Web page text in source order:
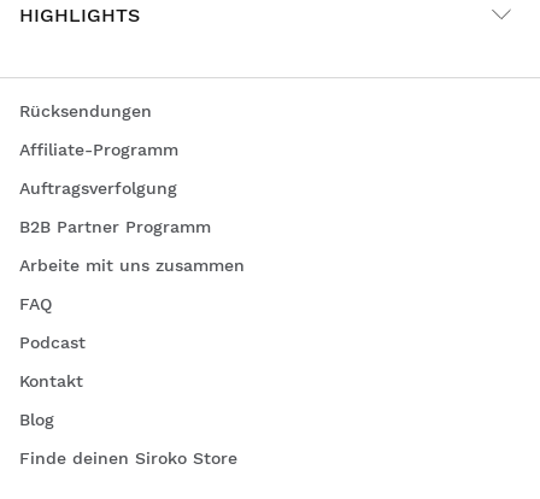
HIGHLIGHTS
Rücksendungen
Affiliate-Programm
Auftragsverfolgung
B2B Partner Programm
Arbeite mit uns zusammen
FAQ
Podcast
Kontakt
Blog
Finde deinen Siroko Store